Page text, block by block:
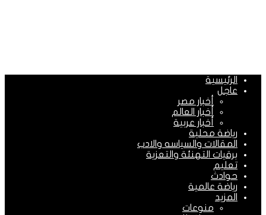
الرئيسية
عاجل
أخبار مصر
أخبار العالم
أخبار عربية
رياضة محلية
المقالات والسياسه والادب
برقيات التهنئة والتعزية
تعليم
حوادث
رياضة عالمية
المزيد
منوعات